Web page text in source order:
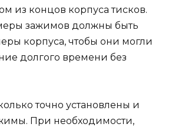
из концов корпуса тисков.
зажимов должны быть
корпуса, чтобы они могли
долгого времени без
точно установлены и
При необходимости,